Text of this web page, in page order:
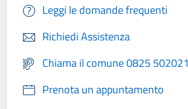
Leggi le domande frequenti
Richiedi Assistenza
Chiama il comune 0825 502021
Prenota un appuntamento